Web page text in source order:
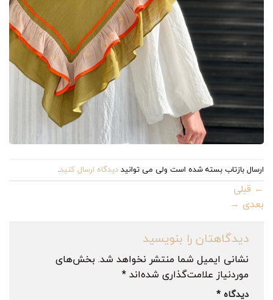
ارسال بازتاب بسته شده است ولی می توانیددیدگاه ارسال کنید.
← قبلی
بعدی →
دیدگاهتان را بنویسید
نشانی ایمیل شما منتشر نخواهد شد. بخش‌های
موردنیاز علامت‌گذاری شده‌اند*
دیدگاه *